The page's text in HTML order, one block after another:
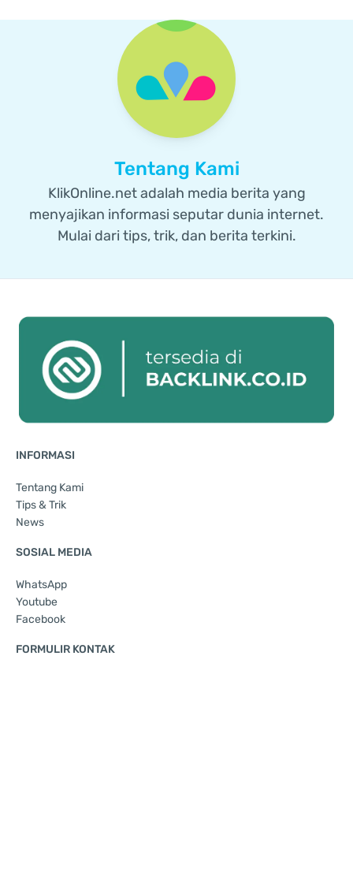
Tentang Kami
KlikOnline.net adalah media berita yang
menyajikan informasi seputar dunia internet.
Mulai dari tips, trik, dan berita terkini.
INFORMASI
Tentang Kami
Tips & Trik
News
SOSIAL MEDIA
WhatsApp
Youtube
Facebook
FORMULIR KONTAK